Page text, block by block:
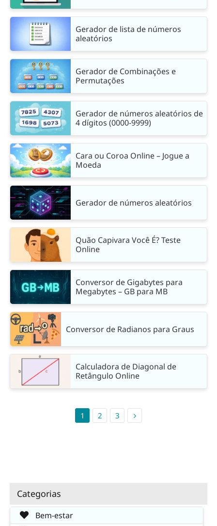
Gerador de lista de números
aleatórios
Gerador de Combinações e
Permutações
Gerador de números aleatórios de
4 dígitos (0000-9999)
Cara ou Coroa Online – Jogue a
Moeda
Gerador de números aleatórios
Quão Capivara Você É? Teste
Online
Conversor de Gigabytes para
Megabytes – GB para MB
Conversor de Radianos para Graus
Calculadora de Diagonal de
Retângulo Online
1 2 3
Categorias
Bem-estar